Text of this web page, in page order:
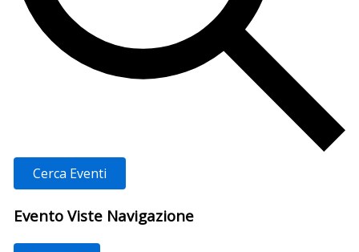
Cerca Eventi
Evento Viste Navigazione